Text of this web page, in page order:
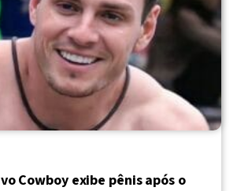
Cowboy exibe pênis após o